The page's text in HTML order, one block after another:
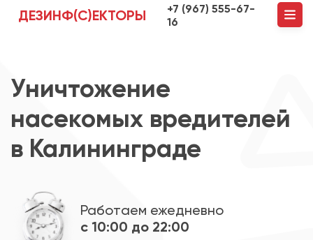
ДЕЗИНФ(С)ЕКТОРЫ
+7 (967) 555-67-
16
Уничтожение
насекомых вредителей
в Калининграде
Работаем ежедневно
с 10:00 до 22:00